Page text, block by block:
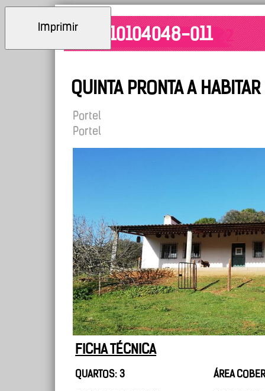
ID: 10104048-011
QUINTA PRONTA A HABITAR
Portel
Portel
FICHA TÉCNICA
QUARTOS: 3 ÁREA
Imprimir